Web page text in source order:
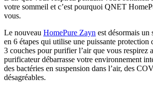
votre sommeil et c’est pourquoi QNET
vous.
Le nouveau HomePure Zayn est désormais un
en 6 étapes qui utilise une puissante
3 couches pour purifier l’air que vous respirez
purificateur débarrasse votre environnement
des bactéries en suspension dans l’air, des
désagréables.